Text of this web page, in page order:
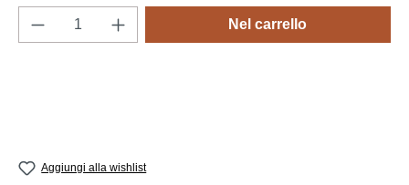
Quantità del prodotto: inserisci la quantità
Nel carrello
Aggiungi alla wishlist